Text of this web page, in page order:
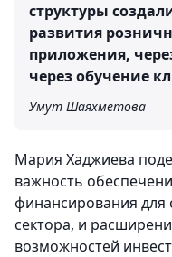
структуры
развития
приложения,
через обучение
Умут Шаяхметова
Мария Хаджиева
важность
финансирования для
сектора, и
возможностей